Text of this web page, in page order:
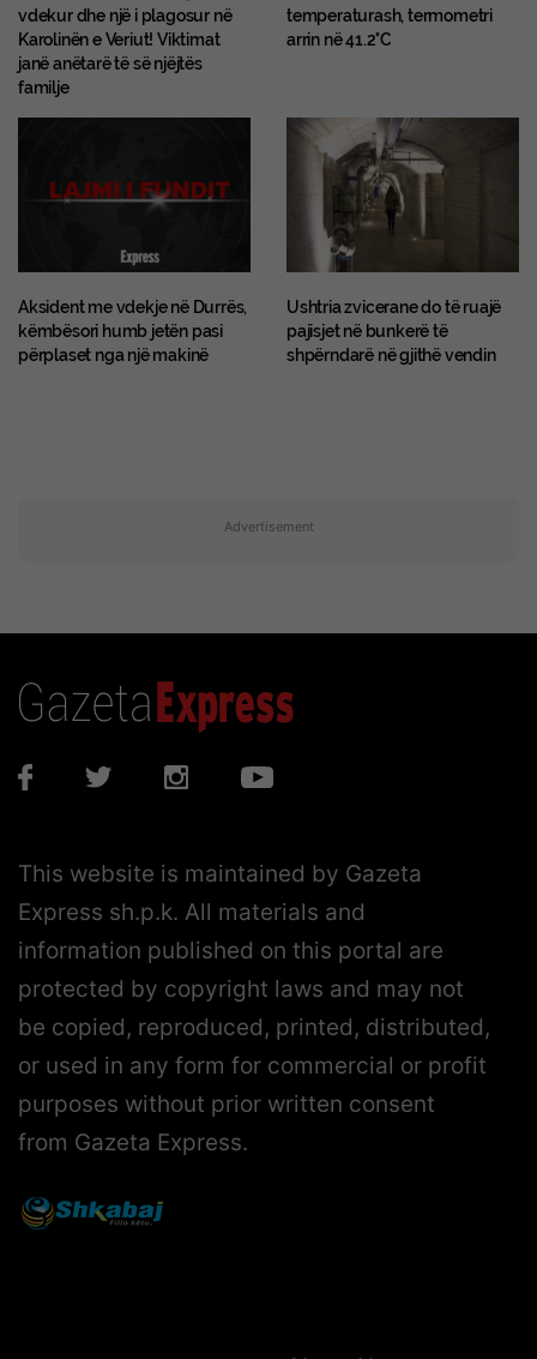
vdekur dhe një i plagosur në
Karolinën e Veriut! Viktimat
janë anëtarë të së njëjtës
familje
temperaturash, termometri
arrin në 41.2°C
Aksident me vdekje në Durrës,
këmbësori humb jetën pasi
përplaset nga një makinë
Ushtria zvicerane do të ruajë
pajisjet në bunkerë të
shpërndarë në gjithë vendin
Advertisement
This website is maintained by Gazeta
Express sh.p.k. All materials and
information published on this portal are
protected by copyright laws and may not
be copied, reproduced, printed, distributed,
or used in any form for commercial or profit
purposes without prior written consent
from Gazeta Express.